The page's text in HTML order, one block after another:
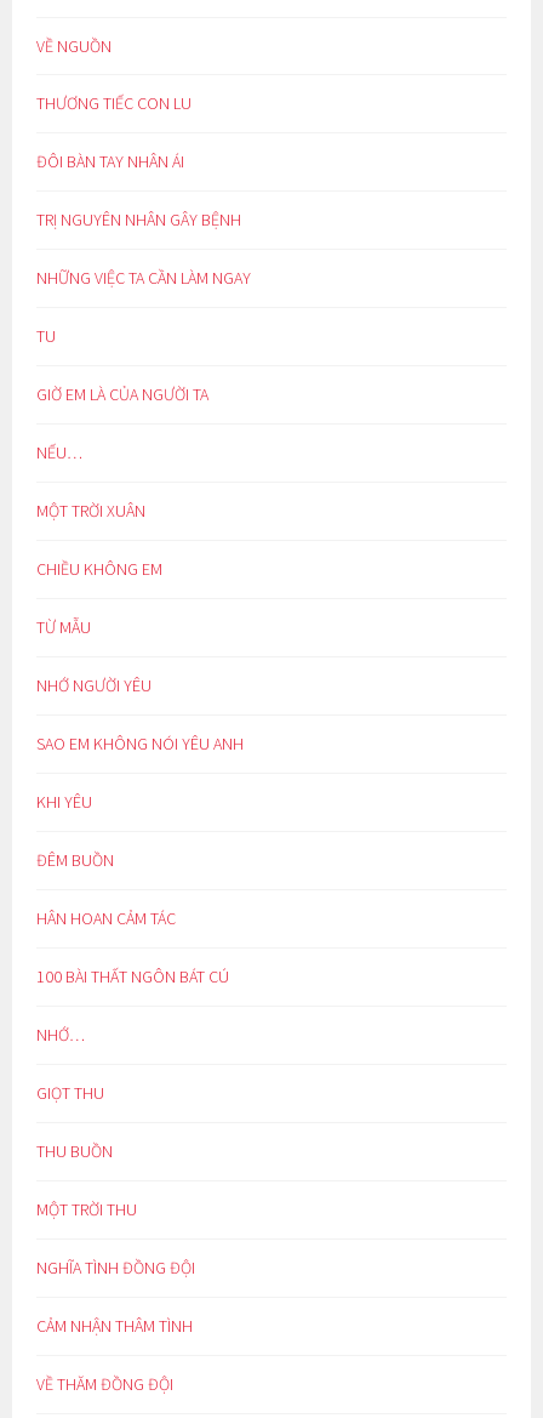
VỀ NGUỒN
THƯƠNG TIẾC CON LU
ĐÔI BÀN TAY NHÂN ÁI
TRỊ NGUYÊN NHÂN GÂY BỆNH
NHỮNG VIỆC TA CẦN LÀM NGAY
TU
GIỜ EM LÀ CỦA NGƯỜI TA
NẾU…
MỘT TRỜI XUÂN
CHIỀU KHÔNG EM
TỪ MẪU
NHỚ NGƯỜI YÊU
SAO EM KHÔNG NÓI YÊU ANH
KHI YÊU
ĐÊM BUỒN
HÂN HOAN CẢM TÁC
100 BÀI THẤT NGÔN BÁT CÚ
NHỚ…
GIỌT THU
THU BUỒN
MỘT TRỜI THU
NGHĨA TÌNH ĐỒNG ĐỘI
CẢM NHẬN THÂM TÌNH
VỀ THĂM ĐỒNG ĐỘI